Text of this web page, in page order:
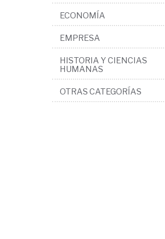
ECONOMÍA
EMPRESA
HISTORIA Y CIENCIAS
HUMANAS
OTRAS CATEGORÍAS